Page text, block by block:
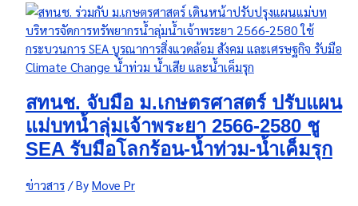
สทนช. จับมือ ม.เกษตรศาสตร์ ปรับแผน
แม่บทน้ำลุ่มเจ้าพระยา 2566-2580 ชู
SEA รับมือโลกร้อน-น้ำท่วม-น้ำเค็มรุก
ข่าวสาร/ ByMove Pr